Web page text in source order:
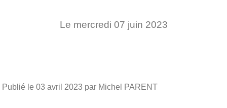
Le mercredi 07 juin 2023
Publié le 03 avril 2023 par Michel PARENT